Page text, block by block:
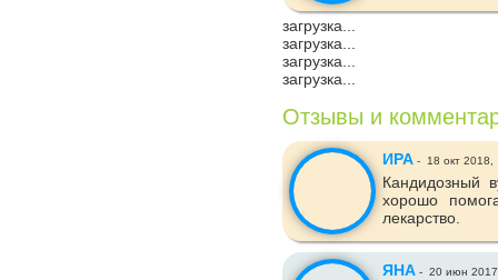
загрузка...
загрузка...
загрузка...
загрузка...
Отзывы и
ИРА - 18 окт 2018,
Кандидозный
хорошо
лекарство.
ЯНА - 20 июн